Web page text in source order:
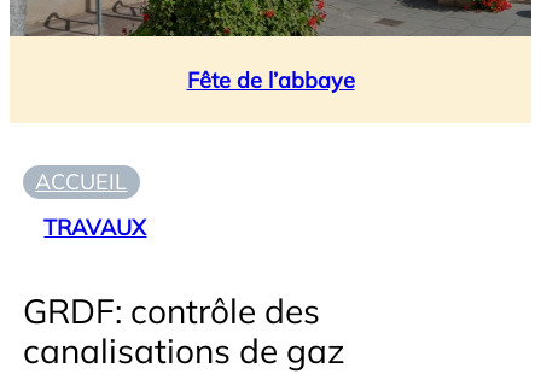
Fête de l’abbaye
ACCUEIL
TRAVAUX
GRDF: contrôle des
canalisations de gaz